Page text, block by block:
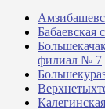
Бабаевская
филиал № 7